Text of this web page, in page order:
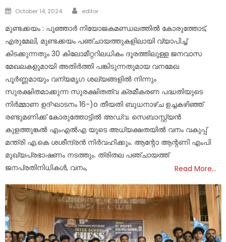
Posted
October 14, 2024 Author
editor
മുണ്ടക്കയം : പൂഞ്ഞാർ നിയോജകമണ്ഡലത്തിൽ കോരുത്തോട്,
എരുമേലി, മുണ്ടക്കയം പഞ്ചായത്തുകളിലായി വ്യാപിച്ച്
കിടക്കുന്നതും 30 കിലോമീറ്ററിലധികം ദൂരത്തിലുള്ള ജനവാസ
മേഖലകളുമായി അതിർത്തി പങ്കിടുന്നതുമായ വനമേഖ
പൂർണ്ണമായും വന്യമൃഗ ശല്യങ്ങളിൽ നിന്നും
സുരക്ഷിതമാക്കുന്ന സുരക്ഷിതത്വ ക്രമീകരണ പദ്ധതിയുടെ
നിർമ്മാണ ഉദ്ഘാടനം 16-)o തീയതി ബുധനാഴ്ച ഉച്ചകഴിഞ്ഞ്
രണ്ടുമണിക്ക് കോരുത്തോട്ടിൽ അഡ്വ. സെബാസ്റ്റ്യൻ
കുളത്തുങ്കൽ എംഎൽഎ യുടെ അധ്യക്ഷതയിൽ വനം വകുപ്പ്
മന്ത്രി എ.കെ ശശീന്ദ്രൻ നിർവഹിക്കും. ആന്റോ ആന്റണി എംപി
മുഖ്യപ്രഭാഷണം നടത്തും. ത്രിതല പഞ്ചായത്ത്
ജനപ്രതിനിധികൾ, വനം,
Read More…